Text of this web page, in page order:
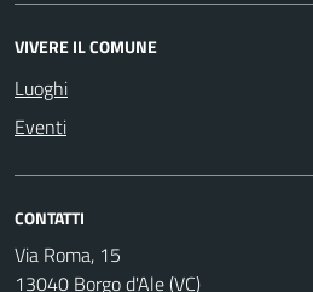
VIVERE IL COMUNE
Luoghi
Eventi
CONTATTI
Via Roma, 15
13040 Borgo d'Ale (VC)